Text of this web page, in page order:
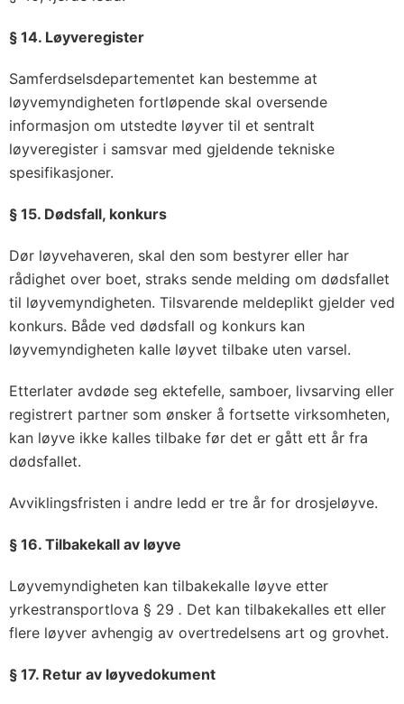
§ 14. Løyveregister
Samferdselsdepartementet kan bestemme at
løyvemyndigheten fortløpende skal oversende
informasjon om utstedte løyver til et sentralt
løyveregister i samsvar med gjeldende tekniske
spesifikasjoner.
§ 15. Dødsfall, konkurs
Dør løyvehaveren, skal den som bestyrer eller har
rådighet over boet, straks sende melding om dødsfallet
til løyvemyndigheten. Tilsvarende meldeplikt gjelder ved
konkurs. Både ved dødsfall og konkurs kan
løyvemyndigheten kalle løyvet tilbake uten varsel.
Etterlater avdøde seg ektefelle, samboer, livsarving eller
registrert partner som ønsker å fortsette virksomheten,
kan løyve ikke kalles tilbake før det er gått ett år fra
dødsfallet.
Avviklingsfristen i andre ledd er tre år for drosjeløyve.
§ 16. Tilbakekall av løyve
Løyvemyndigheten kan tilbakekalle løyve etter
yrkestransportlova § 29 . Det kan tilbakekalles ett eller
flere løyver avhengig av overtredelsens art og grovhet.
§ 17. Retur av løyvedokument